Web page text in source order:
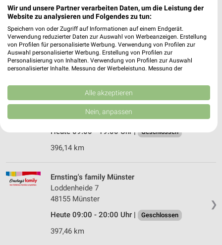
Apollo Münster
Loddenheide 5
48155 Münster
Heute 09:00 - 19:00 Uhr | Geschlossen
397,34 km
❯
Woolworth Münster
Schiffahrter Damm 3-5
48145 Münster
Heute 09:00 - 19:00 Uhr | Geschlossen
396,14 km
❯
Ernsting's family Münster
Loddenheide 7
48155 Münster
Heute 09:00 - 20:00 Uhr |
Geschlossen
397,46 km
Wir und unsere Partner verarbeiten Daten, um die Leistung der
Website zu analysieren und Folgendes zu tun:
Speichern von oder Zugriff auf Informationen auf einem Endgerät.
Verwendung reduzierter Daten zur Auswahl von Werbeanzeigen. Erstellung
von Profilen für personalisierte Werbung. Verwendung von Profilen zur
Auswahl personalisierter Werbung. Erstellung von Profilen zur
Personalisierung von Inhalten. Verwendung von Profilen zur Auswahl
personalisierter Inhalte. Messung der Werbeleistung. Messung der
Kombinationen von Daten aus verschiedenen Quellen. Entwicklung und
Verbesserung der Angebote. Verwendung reduzierter Daten zur Auswahl
von Inhalten.
Daten können außerhalb der Europäischen Union weitergegeben und in die
Website/App.
Partnerliste anzeigen (1 IAB-Anbieter)
IAB-Verarbeitungszwecke:
Speichern von oder Zugriff auf Informationen
auf einem Endgerät
Verwendung reduzierter Daten zur Auswahl von
Alle akzeptieren
Nein, anpassen